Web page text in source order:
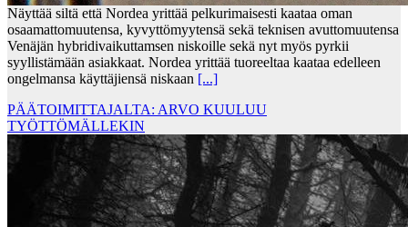
Näyttää siltä että Nordea yrittää pelkurimaisesti kaataa oman
osaamattomuutensa, kyvyttömyytensä sekä teknisen avuttomuutensa
Venäjän hybridivaikuttamsen niskoille sekä nyt myös pyrkii
syyllistämään asiakkaat. Nordea yrittää tuoreeltaa kaataa edelleen
ongelmansa käyttäjiensä niskaan [...]
PÄÄTOIMITTAJALTA: ARVO KUULUU
TYÖTTÖMÄLLEKIN